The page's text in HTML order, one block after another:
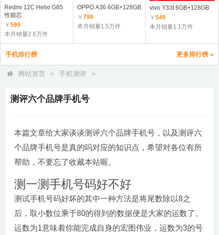
Redmi 12C Helio G85
性能芯
￥ 599
本月销量2.6万件
OPPO A36 6GB+128GB
￥ 799
本月销量1.5万件
vivo Y33t 6GB+128GB
￥549
本月销量1.1万件
手机排行榜 更多排行榜 »
网站首页 > 手机测评 >
测评六个品牌手机号
本篇文章给大家谈谈测评六个品牌手机号，以及测评六
个品牌手机号是真的吗对应的知识点，希望对各位有所
帮助，不要忘了收藏本站喔。
测一测手机号码好不好
测试手机号码好坏的其中一种方法是将尾数除以8之
后，取小数位乘于80的得到的数据便是大家的运数了。
运数为1意味着你能完成自身的宏图伟业，运数为3的号